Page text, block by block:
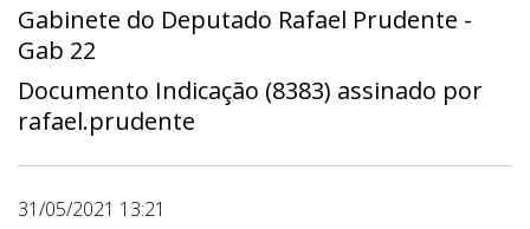
Gabinete do Deputado Rafael Prudente -
Gab 22
Documento Indicação (8383) assinado por
rafael.prudente
31/05/2021 13:21